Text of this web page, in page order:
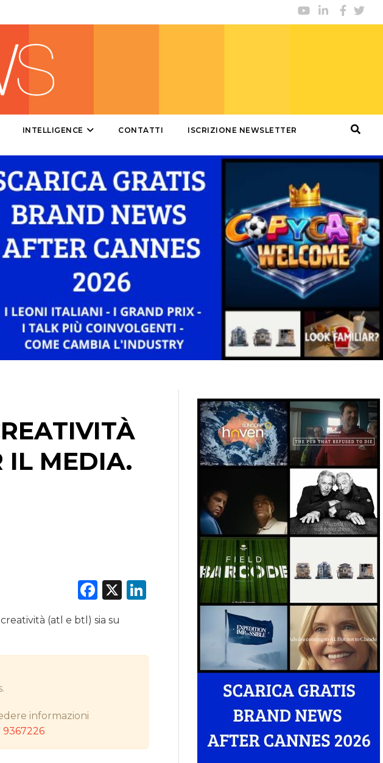
INTELLIGENCE CONTATTI ISCRIZIONE NEWSLETTER
IL MEDIA.
Facebook
X LinkedIn
(atl e btl) sia su
informazioni
9367226